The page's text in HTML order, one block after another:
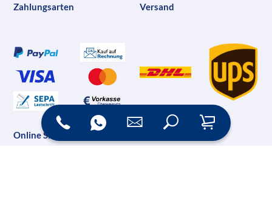
Zahlungsarten Versand
Online Shop